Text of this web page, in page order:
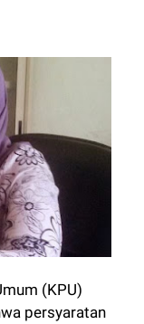
(KPU)
persyaratan